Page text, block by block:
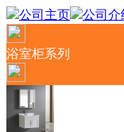
公司主页 公司介
浴室柜系列